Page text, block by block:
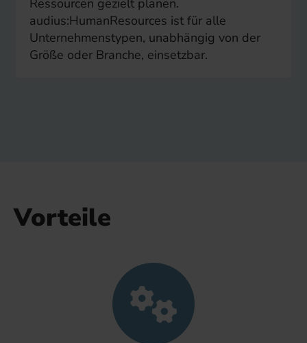
audius:HumanResources ist für alle
Unternehmenstypen, unabhängig von der
Größe oder Branche, einsetzbar.
Vorteile